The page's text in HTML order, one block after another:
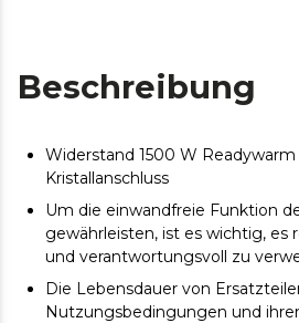
Beschreibung
Widerstand 1500 W
Kristallanschluss
Um die einwandfreie Funktion
gewährleisten, ist es wichtig, es
und verantwortungsvoll zu
Die Lebensdauer von
Nutzungsbedingungen und